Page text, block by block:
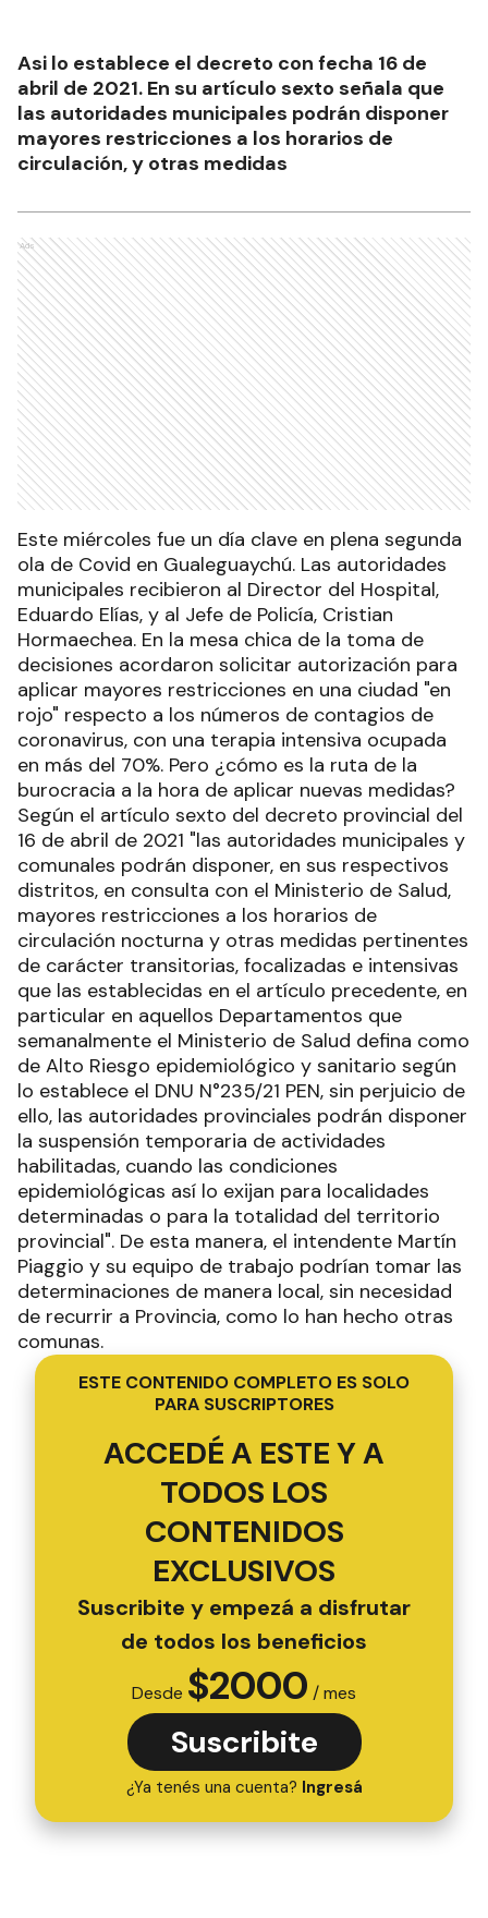
Asi lo establece el decreto con fecha 16 de
abril de 2021. En su artículo sexto señala que
las autoridades municipales podrán disponer
mayores restricciones a los horarios de
circulación, y otras medidas
Ads
Este miércoles fue un día clave en plena segunda
ola de Covid en Gualeguaychú. Las autoridades
municipales recibieron al Director del Hospital,
Eduardo Elías, y al Jefe de Policía, Cristian
Hormaechea. En la mesa chica de la toma de
decisiones acordaron solicitar autorización para
aplicar mayores restricciones en una ciudad "en
rojo" respecto a los números de contagios de
coronavirus, con una terapia intensiva ocupada
en más del 70%. Pero ¿cómo es la ruta de la
burocracia a la hora de aplicar nuevas medidas?
Según el artículo sexto del decreto provincial del
16 de abril de 2021 "las autoridades municipales y
comunales podrán disponer, en sus respectivos
distritos, en consulta con el Ministerio de Salud,
mayores restricciones a los horarios de
circulación nocturna y otras medidas pertinentes
de carácter transitorias, focalizadas e intensivas
que las establecidas en el artículo precedente, en
particular en aquellos Departamentos que
semanalmente el Ministerio de Salud defina como
de Alto Riesgo epidemiológico y sanitario según
lo establece el DNU N°235/21 PEN, sin perjuicio de
ello, las autoridades provinciales podrán disponer
la suspensión temporaria de actividades
habilitadas, cuando las condiciones
epidemiológicas así lo exijan para localidades
determinadas o para la totalidad del territorio
provincial". De esta manera, el intendente Martín
Piaggio y su equipo de trabajo podrían tomar las
determinaciones de manera local, sin necesidad
de recurrir a Provincia, como lo han hecho otras
comunas.
ESTE CONTENIDO COMPLETO ES SOLO
PARA SUSCRIPTORES
ACCEDÉ A ESTE Y A
TODOS LOS
CONTENIDOS
EXCLUSIVOS
Suscribite y empezá a disfrutar
de todos los beneficios
Desde $2000 / mes
Suscribite
¿Ya tenés una cuenta? Ingresá